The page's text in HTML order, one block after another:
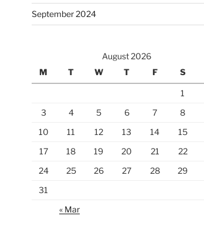
September 2024
August 2026
M
T W T F S
1
3
4 5 6 7 8
10
11 12 13 14 15
17
18 19 20 21 22
24
25 26 27 28 29
31
« Mar